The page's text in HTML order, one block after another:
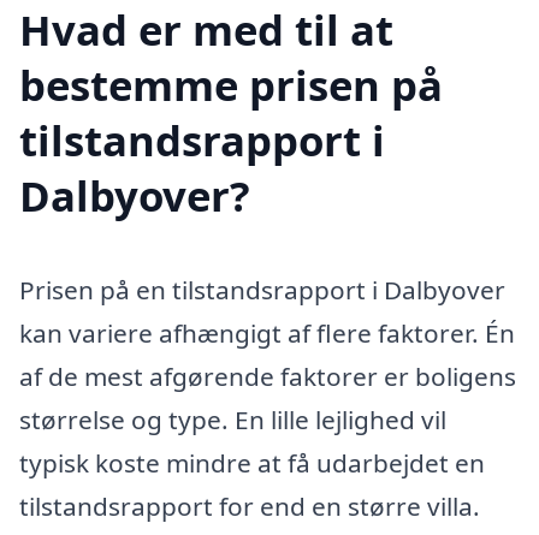
Hvad er med til at
bestemme prisen på
tilstandsrapport i
Dalbyover?
Prisen på en tilstandsrapport i Dalbyover
kan variere afhængigt af flere faktorer. Én
af de mest afgørende faktorer er boligens
størrelse og type. En lille lejlighed vil
typisk koste mindre at få udarbejdet en
tilstandsrapport for end en større villa.